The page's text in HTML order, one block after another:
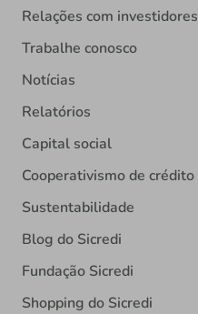
Relações com investidores
Trabalhe conosco
Notícias
Relatórios
Capital social
Cooperativismo de crédito
Sustentabilidade
Blog do Sicredi
Fundação Sicredi
Shopping do Sicredi